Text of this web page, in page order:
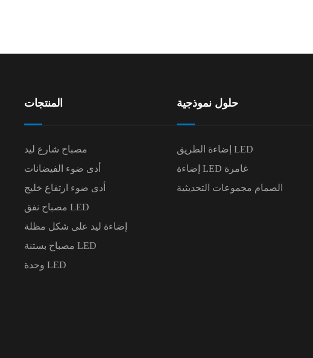
المنتجات
مصباح شارع ليد
أدى ضوء الفيضانات
أدى ضوء ارتفاع خليج
مصباح نفق LED
إضاءة ليد على شكل مظلة
مصباح بستنة LED
وحدة LED
حلول نموذجية
إضاءة الطريق LED
إضاءة LED غامرة
الصمام مجموعات التحديثية